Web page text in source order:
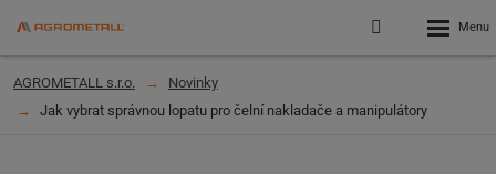
Přihlášení
do
zóny
menu
AGROMETALL s.r.o.
Novinky
Jak vybrat správnou lopatu pro čelní nakladače a manipulátory